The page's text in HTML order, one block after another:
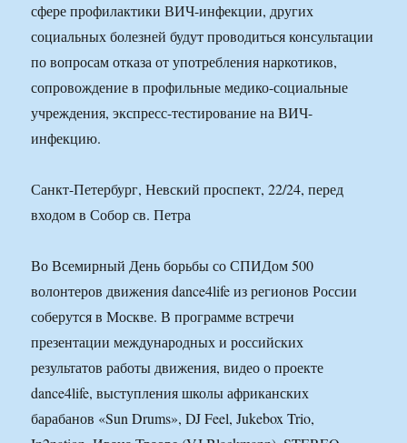
сфере профилактики ВИЧ-инфекции, других
социальных болезней будут проводиться консультации
по вопросам отказа от употребления наркотиков,
сопровождение в профильные медико-социальные
учреждения, экспресс-тестирование на ВИЧ-
инфекцию.
Санкт-Петербург, Невский проспект, 22/24, перед
входом в Собор св. Петра
Во Всемирный День борьбы со СПИДом 500
волонтеров движения dance4life из регионов России
соберутся в Москве. В программе встречи
презентации международных и российских
результатов работы движения, видео о проекте
dance4life, выступления школы африканских
барабанов «Sun Drums», DJ Feel, Jukebox Trio,